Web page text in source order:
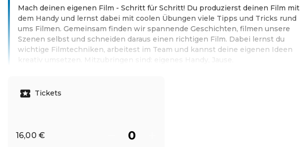
Mach deinen eigenen Film - Schritt für Schritt! Du produzierst deinen Film mit
dem Handy und lernst dabei mit coolen Übungen viele Tipps und Tricks rund
ums Filmen. Gemeinsam finden wir spannende Geschichten, filmen unsere
Szenen selbst und schneiden daraus einen richtigen Film. Dabei lernst du
wichtige Filmtechniken, arbeitest im Team und kannst deine eigenen Ideen
kreativ umsetzen. Mitzubringen sind: eigenes Handy, Jause.
Tickets
16,00 €